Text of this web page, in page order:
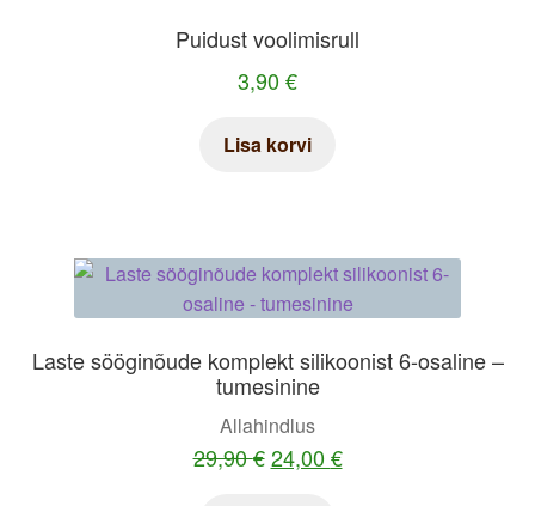
Puidust voolimisrull
3,90 €
Lisa korvi
Laste sööginõude komplekt silikoonist 6-osaline –
tumesinine
Allahindlus
29,90€ Algne
24,00 €Praegune